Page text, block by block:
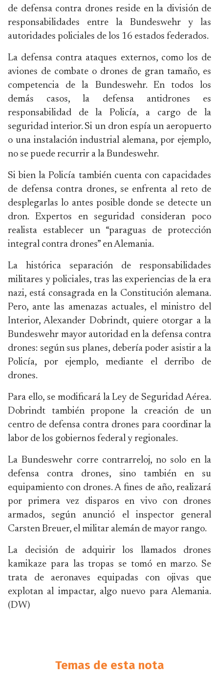
de defensa contra drones reside en la división de
responsabilidades entre la Bundeswehr y las
autoridades policiales de los 16 estados federados.
La defensa contra ataques externos, como los de
aviones de combate o drones de gran tamaño, es
competencia de la Bundeswehr. En todos los
demás casos, la defensa antidrones es
responsabilidad de la Policía, a cargo de la
seguridad interior. Si un dron espía un aeropuerto
o una instalación industrial alemana, por ejemplo,
no se puede recurrir a la Bundeswehr.
Si bien la Policía también cuenta con capacidades
de defensa contra drones, se enfrenta al reto de
desplegarlas lo antes posible donde se detecte un
dron. Expertos en seguridad consideran poco
realista establecer un “paraguas de protección
integral contra drones” en Alemania.
La histórica separación de responsabilidades
militares y policiales, tras las experiencias de la era
nazi, está consagrada en la Constitución alemana.
Pero, ante las amenazas actuales, el ministro del
Interior, Alexander Dobrindt, quiere otorgar a la
Bundeswehr mayor autoridad en la defensa contra
drones: según sus planes, debería poder asistir a la
Policía, por ejemplo, mediante el derribo de
drones.
Para ello, se modificará la Ley de Seguridad Aérea.
Dobrindt también propone la creación de un
centro de defensa contra drones para coordinar la
labor de los gobiernos federal y regionales.
La Bundeswehr corre contrarreloj, no solo en la
defensa contra drones, sino también en su
equipamiento con drones. A fines de año, realizará
por primera vez disparos en vivo con drones
armados, según anunció el inspector general
Carsten Breuer, el militar alemán de mayor rango.
La decisión de adquirir los llamados drones
kamikaze para las tropas se tomó en marzo. Se
trata de aeronaves equipadas con ojivas que
explotan al impactar, algo nuevo para Alemania.
(DW)
Temas de esta nota